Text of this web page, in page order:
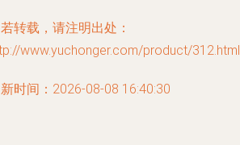
转载，请注明出处：
www.yuchonger.com/product/312.html
时间：2026-08-08 16:40:30